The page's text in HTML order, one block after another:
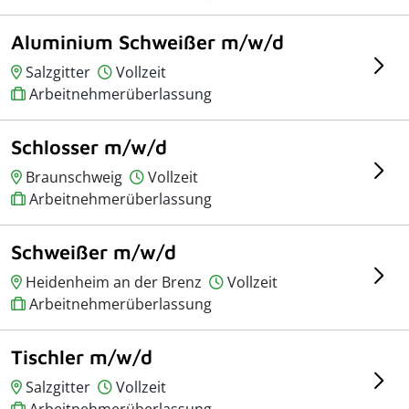
Aluminium Schweißer m/w/d
Salzgitter
Vollzeit
Arbeitnehmerüberlassung
Schlosser m/w/d
Braunschweig
Vollzeit
Arbeitnehmerüberlassung
Schweißer m/w/d
Heidenheim an der Brenz
Vollzeit
Arbeitnehmerüberlassung
Tischler m/w/d
Salzgitter
Vollzeit